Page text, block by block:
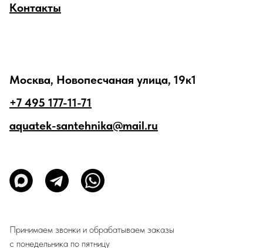
Контакты
Москва, Новопесчаная улица, 19к1
+7 495 177-11-71
aquatek-santehnika@mail.ru
Принимаем звонки и обрабатываем заказы
с понедельника по пятницу